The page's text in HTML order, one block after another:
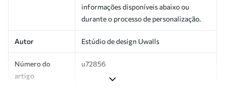
informações disponíveis abaixo ou
durante o processo de personalização.
Autor Estúdio de design Uwalls
Número do
artigo
u72856